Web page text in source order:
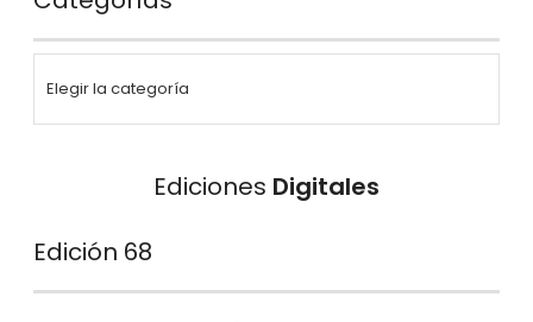
Ediciones Digitales
Edición 68